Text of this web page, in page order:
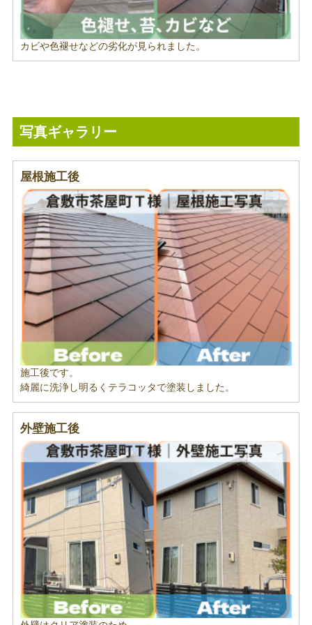
カビや色褪せなどの劣化が見られました。
写真ギャラリー
屋根施工後
施工後です。
綺麗に洗浄し明るくテラコッタで塗装しました。
外壁施工後